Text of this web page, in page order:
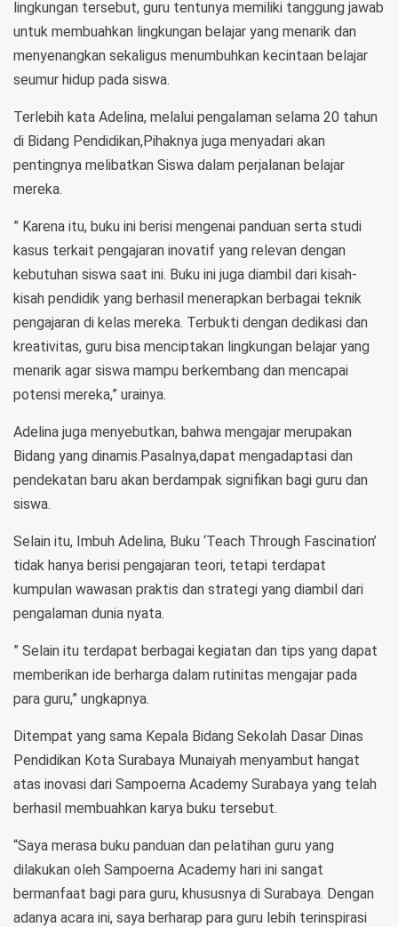
lingkungan tersebut, guru tentunya memiliki tanggung jawab
untuk membuahkan lingkungan belajar yang menarik dan
menyenangkan sekaligus menumbuhkan kecintaan belajar
seumur hidup pada siswa.
Terlebih kata Adelina, melalui pengalaman selama 20 tahun
di Bidang Pendidikan,Pihaknya juga menyadari akan
pentingnya melibatkan Siswa dalam perjalanan belajar
mereka.
” Karena itu, buku ini berisi mengenai panduan serta studi
kasus terkait pengajaran inovatif yang relevan dengan
kebutuhan siswa saat ini. Buku ini juga diambil dari kisah-
kisah pendidik yang berhasil menerapkan berbagai teknik
pengajaran di kelas mereka. Terbukti dengan dedikasi dan
kreativitas, guru bisa menciptakan lingkungan belajar yang
menarik agar siswa mampu berkembang dan mencapai
potensi mereka,” urainya.
Adelina juga menyebutkan, bahwa mengajar merupakan
Bidang yang dinamis.Pasalnya,dapat mengadaptasi dan
pendekatan baru akan berdampak signifikan bagi guru dan
siswa.
Selain itu, Imbuh Adelina, Buku ‘Teach Through Fascination’
tidak hanya berisi pengajaran teori, tetapi terdapat
kumpulan wawasan praktis dan strategi yang diambil dari
pengalaman dunia nyata.
” Selain itu terdapat berbagai kegiatan dan tips yang dapat
memberikan ide berharga dalam rutinitas mengajar pada
para guru,” ungkapnya.
Ditempat yang sama Kepala Bidang Sekolah Dasar Dinas
Pendidikan Kota Surabaya Munaiyah menyambut hangat
atas inovasi dari Sampoerna Academy Surabaya yang telah
berhasil membuahkan karya buku tersebut.
“Saya merasa buku panduan dan pelatihan guru yang
dilakukan oleh Sampoerna Academy hari ini sangat
bermanfaat bagi para guru, khususnya di Surabaya. Dengan
adanya acara ini, saya berharap para guru lebih terinspirasi